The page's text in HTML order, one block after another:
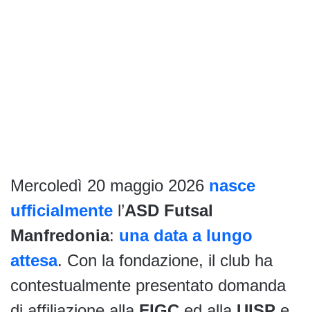
Mercoledì 20 maggio 2026 nasce
ufficialmente l’ASD Futsal
Manfredonia: una data a lungo
attesa. Con la fondazione, il club ha
contestualmente presentato domanda